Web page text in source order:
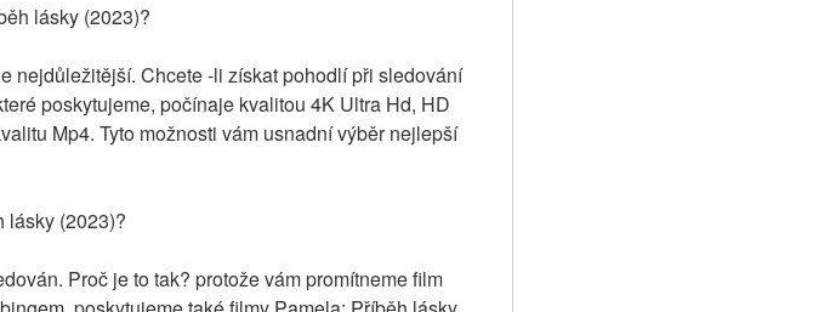
lásky (2023)?
nejdůležitější. Chcete -li získat pohodlí při sledování
poskytujeme, počínaje kvalitou 4K Ultra Hd, HD
Mp4. Tyto možnosti vám usnadní výběr nejlepší
lásky (2023)?
Proč je to tak? protože vám promítneme film